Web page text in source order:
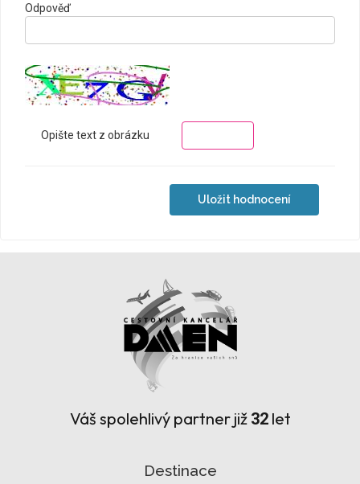
Odpověď
Opište text z obrázku
Váš spolehlivý partner již 32let
Destinace